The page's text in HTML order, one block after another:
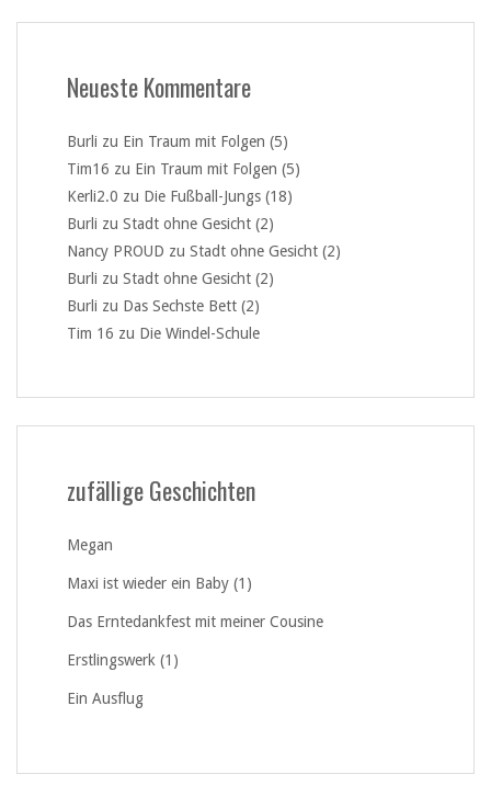
Neueste Kommentare
Burli zu Ein Traum mit Folgen (5)
Tim16 zu Ein Traum mit Folgen (5)
Kerli2.0 zu Die Fußball-Jungs (18)
Burli zu Stadt ohne Gesicht (2)
Nancy PROUD zu Stadt ohne Gesicht (2)
Burli zu Stadt ohne Gesicht (2)
Burli zu Das Sechste Bett (2)
Tim 16 zu Die Windel-Schule
zufällige Geschichten
Megan
Maxi ist wieder ein Baby (1)
Das Erntedankfest mit meiner Cousine
Erstlingswerk (1)
Ein Ausflug